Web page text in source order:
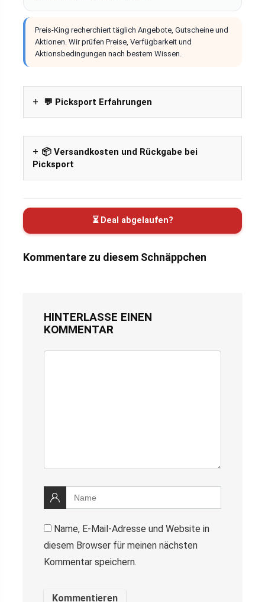
Preis-King recherchiert täglich Angebote, Gutscheine und
Aktionen. Wir prüfen Preise, Verfügbarkeit und
Aktionsbedingungen nach bestem Wissen.
💬 Picksport Erfahrungen
📦 Versandkosten und Rückgabe bei
Picksport
⏳ Deal abgelaufen?
Kommentare zu diesem Schnäppchen
HINTERLASSE EINEN
KOMMENTAR
Name, E-Mail-Adresse und Website in
diesem Browser für meinen nächsten
Kommentar speichern.